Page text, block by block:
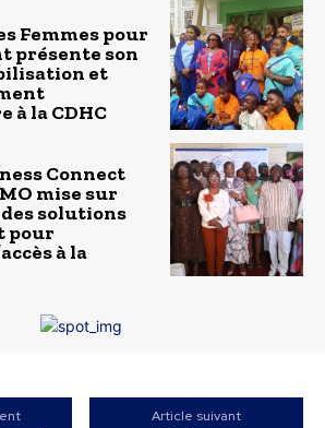
Femmes pour
présente son
et
à la CDHC
Connect
mise sur
solutions
pour
à la
Article suivant